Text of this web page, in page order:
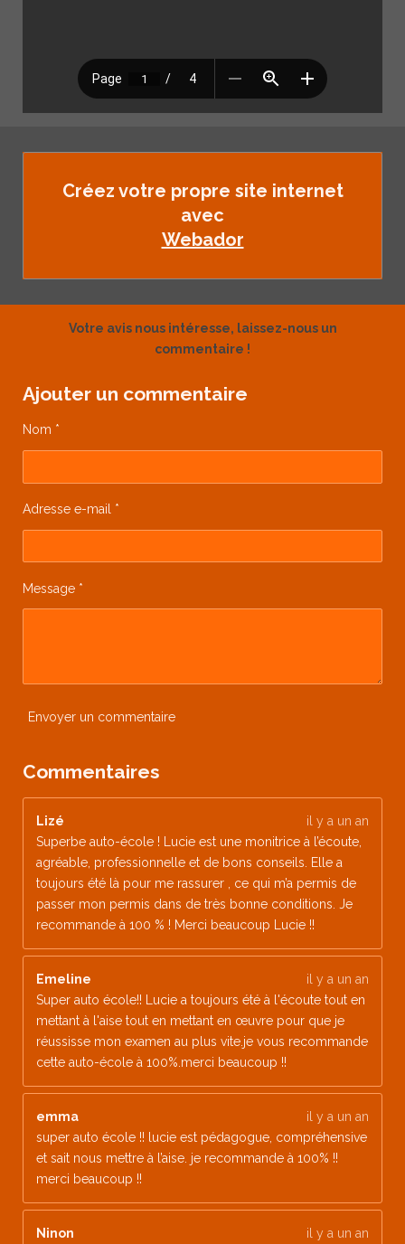
Créez votre propre site internet
avec
Webador
Votre avis nous intéresse, laissez-nous un
commentaire !
Ajouter un commentaire
Nom *
Adresse e-mail *
Message *
Envoyer un commentaire
Commentaires
Lizé
il y a un an
Superbe auto-école ! Lucie est une monitrice à l’écoute,
agréable, professionnelle et de bons conseils. Elle a
toujours été là pour me rassurer , ce qui m’a permis de
passer mon permis dans de très bonne conditions. Je
recommande à 100 % ! Merci beaucoup Lucie !!
Emeline
il y a un an
Super auto école!! Lucie a toujours été à l'écoute tout en
mettant à l'aise tout en mettant en œuvre pour que je
réussisse mon examen au plus vite.je vous recommande
cette auto-école à 100%.merci beaucoup !!
emma
il y a un an
super auto école !! lucie est pédagogue, compréhensive
et sait nous mettre à l’aise. je recommande à 100% !!
merci beaucoup !!
Ninon
il y a un an